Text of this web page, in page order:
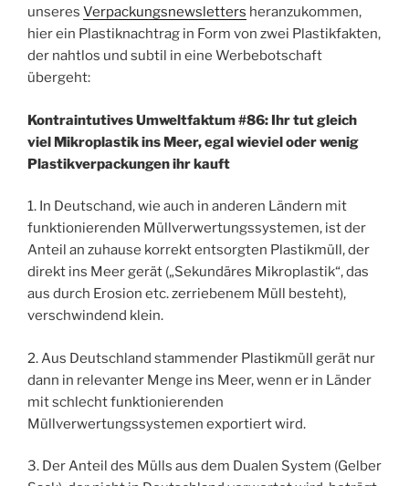
unseres Verpackungsnewsletters heranzukommen,
hier ein Plastiknachtrag in Form von zwei Plastikfakten,
der nahtlos und subtil in eine Werbebotschaft
übergeht:
Kontraintutives Umweltfaktum #86: Ihr tut gleich
viel Mikroplastik ins Meer, egal wieviel oder wenig
Plastikverpackungen ihr kauft
1. In Deutschand, wie auch in anderen Ländern mit
funktionierenden Müllverwertungssystemen, ist der
Anteil an zuhause korrekt entsorgten Plastikmüll, der
direkt ins Meer gerät („Sekundäres Mikroplastik“, das
aus durch Erosion etc. zerriebenem Müll besteht),
verschwindend klein.
2. Aus Deutschland stammender Plastikmüll gerät nur
dann in relevanter Menge ins Meer, wenn er in Länder
mit schlecht funktionierenden
Müllverwertungssystemen exportiert wird.
3. Der Anteil des Mülls aus dem Dualen System (Gelber